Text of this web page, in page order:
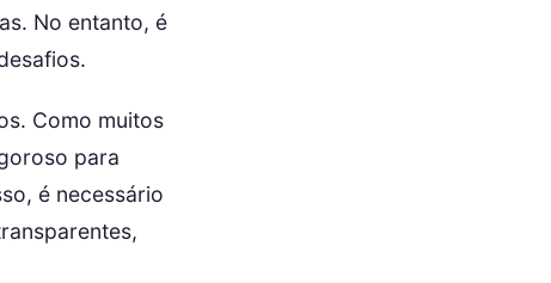
No entanto, é
Como muitos
para
é necessário